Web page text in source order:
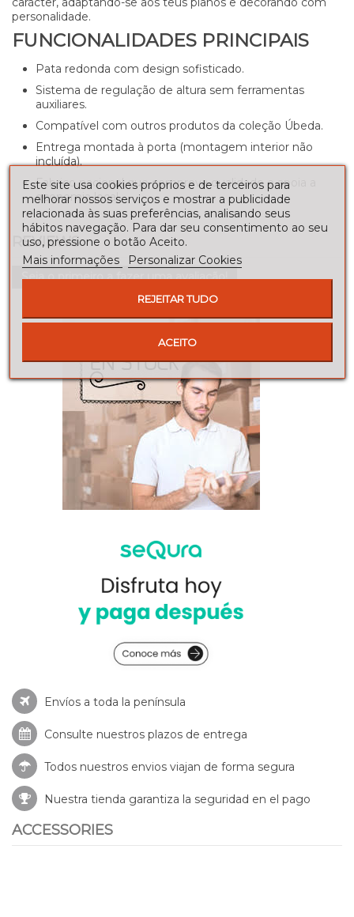
personalidade.
FUNCIONALIDADES PRINCIPAIS
Pata redonda com design sofisticado.
Sistema de regulação de altura sem ferramentas
auxiliares.
Compatível com outros produtos da coleção Úbeda.
Entrega montada à porta (montagem interior não
incluída).
Fabrico nacional que comprova qualidade e apoia a
economia local.
REVIEWS
Seja o primeiro a fazer uma avaliação!
Envíos a toda la península
Consulte nuestros plazos de entrega
Todos nuestros envios viajan de forma segura
Nuestra tienda garantiza la seguridad en el pago
ACCESSORIES
Este site usa cookies próprios e de terceiros para
melhorar nossos serviços e mostrar a publicidade
relacionada às suas preferências, analisando seus
hábitos navegação. Para dar seu consentimento ao seu
uso, pressione o botão Aceito.
Mais informações
Personalizar Cookies
REJEITAR TUDO
ACEITO